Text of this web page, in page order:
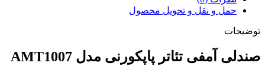
حمل و نقل و تحویل محصول
توضیحات
صندلی آمفی تئاتر پاپکورنی مدل AMT1007